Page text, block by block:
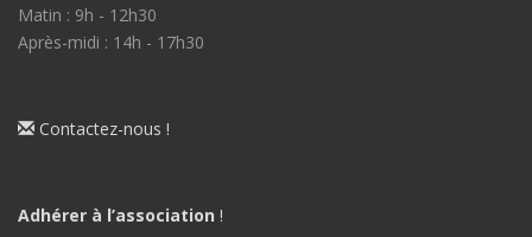
Matin : 9h - 12h30
Après-midi : 14h - 17h30
Contactez-nous !
Adhérer à l’association !